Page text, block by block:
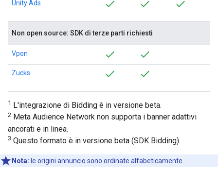
Unity Ads
Non open source: SDK di terze parti richiesti
Vpon
Zucks
1 L'integrazione di Bidding è in versione beta.
2 Meta Audience Network non supporta i banner adattivi
ancorati e in linea.
3 Questo formato è in versione beta (SDK Bidding).
Nota: le origini annuncio sono ordinate alfabeticamente.